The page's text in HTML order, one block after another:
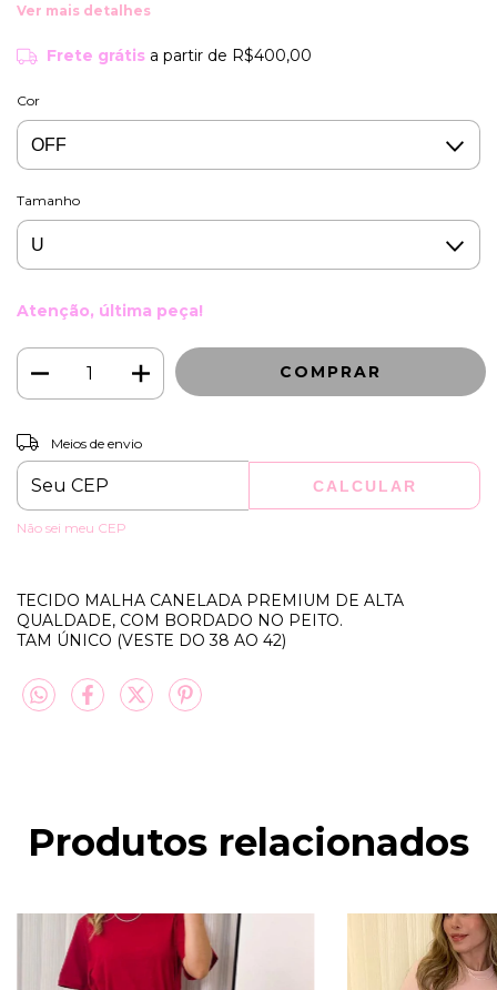
Ver mais detalhes
Frete grátis a partir de R$400,00
Cor
Tamanho
Atenção, última peça!
Entregas para o CEP:
Meios de envio
CALCULAR
Não sei meu CEP
TECIDO MALHA CANELADA PREMIUM DE ALTA
QUALDADE, COM BORDADO NO PEITO.
TAM ÚNICO (VESTE DO 38 AO 42)
Produtos relacionados